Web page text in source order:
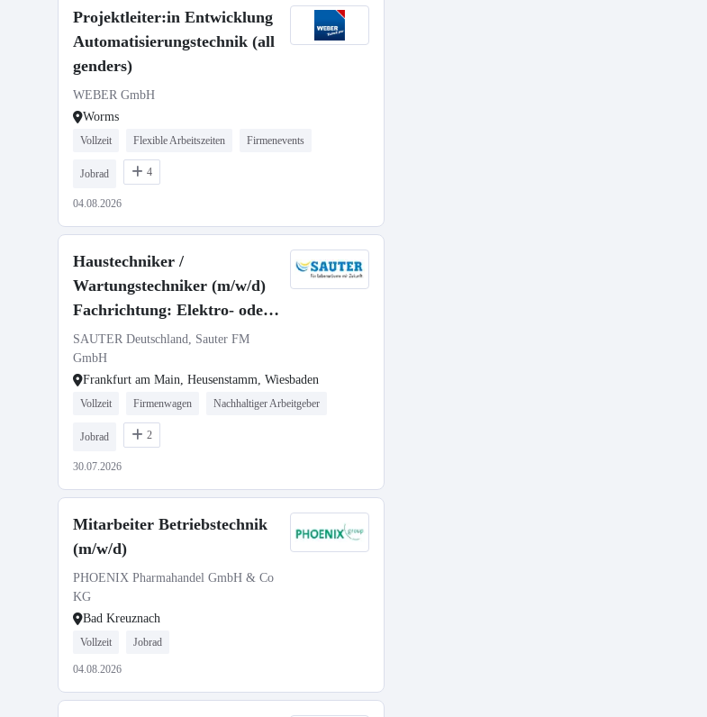
Projektleiter:in Entwicklung
Automatisierungstechnik (all
genders)
WEBER GmbH
Worms
Vollzeit Flexible Arbeitszeiten Firmenevents
Jobrad 4
04.08.2026
Haustechniker /
Wartungstechniker (m/w/d)
Fachrichtung: Elektro- oder
Heizungs-, Lüftungs- und
Sanitärtechnik
SAUTER Deutschland, Sauter FM
GmbH
Frankfurt am Main, Heusenstamm, Wiesbaden
Vollzeit Firmenwagen Nachhaltiger Arbeitgeber
Jobrad 2
30.07.2026
Mitarbeiter Betriebstechnik
(m/w/d)
PHOENIX Pharmahandel GmbH & Co
KG
Bad Kreuznach
Vollzeit Jobrad
04.08.2026